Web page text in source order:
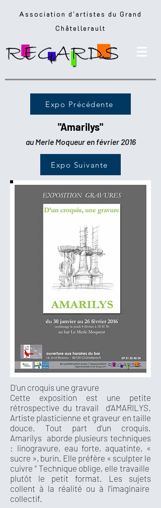
Association d'artistes du Grand
Châtellerault
Expo Précédente
"Amarilys"
au Merle Moqueur en février 2016
Expo Suivante
D’un croquis une gravure
Cette exposition est une petite
rétrospective du travail d’AMARILYS.
Artiste plasticienne et graveur en taille
douce. Tout part d’un croquis.
Amarilys aborde plusieurs techniques
: linogravure, eau forte, aquatinte, «
sucre », burin. Elle préfère « sculpter le
cuivre “ Technique oblige, elle travaille
plutôt le petit format. Les sujets
collent à la réalité ou à l’imaginaire
collectif.